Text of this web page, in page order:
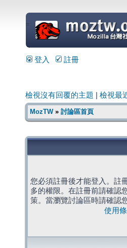
=
登入 註冊
檢視沒有回覆的主題 檢視最
MozTW» 討論區首頁
您必須註冊後才能登入。註
多的權限。在註冊前請確認
策。當瀏覽討論區時請確認
使用